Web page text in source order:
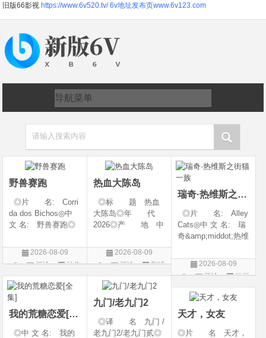
旧版66影视 https://www.6v520.tv/ 6v地址发布页www.6v123.com
请输入搜索内容
野兽赛跑
◎片 名: Corri
da dos Bichos◎中
文 名: 野兽赛跑◎
ace◎年 代: 20
26◎产 地: 巴
作 / 科幻 / 惊悚 / 犯
罪 / 冒险◎语
2026-08-09
评论
动作
片
热血大陈岛
◎标 题 热血
大陈岛◎年 代
2026◎产 地 中
剧情◎语 言 汉
语普通话◎上映日
大陆网络)◎豆瓣链
接 https://movie.
2026-08-09
评论
剧情
片
瑞奇·热维斯之街猫一族
◎片 名: Alley
Cats◎中 文 名: 瑞
奇&amp;middot;热维
代: 2026◎产
地: 英国◎类
短片◎语 言:
英语◎上映日期:
2026-08-09
评论
动画
片
我的荒糖恋爱[全集]
◎中 文 名: 我的
九门/老九门2
◎译 名 九门 /
老九门2/老九门贰◎
天才，女友
◎片 名 天才，